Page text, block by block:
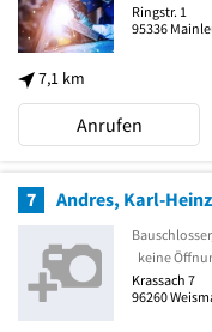
7,1 km
Ringstr. 1
95336
Anrufen
7
keine
Krassach 7
96260